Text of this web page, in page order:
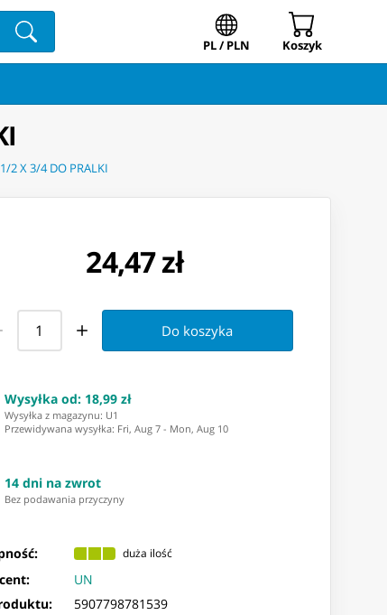
PL / PLN Koszyk
2 X 3/4 DO PRALKI
24,47 zł
Do koszyka
Wysyłka od: 18,99 zł
Wysyłka z magazynu: ⁨U1⁩
Przewidywana wysyłka: Fri, Aug 7 - Mon, Aug 10
14 dni na zwrot
Bez podawania przyczyny
duża ilość
UN
5907798781539